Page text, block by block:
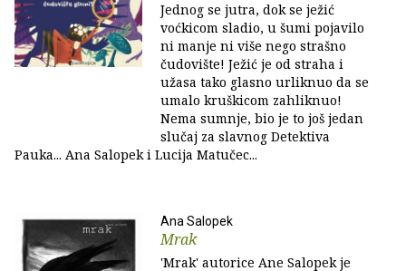
Jednog se jutra, dok se ježić
voćkicom sladio, u šumi pojavilo
ni manje ni više nego strašno
čudovište! Ježić je od straha i
užasa tako glasno urliknuo da se
umalo kruškicom zahliknuo!
Nema sumnje, bio je to još jedan
slučaj za slavnog Detektiva
Pauka... Ana Salopek i Lucija Matučec...
Ana Salopek
Mrak
'Mrak' autorice Ane Salopek je